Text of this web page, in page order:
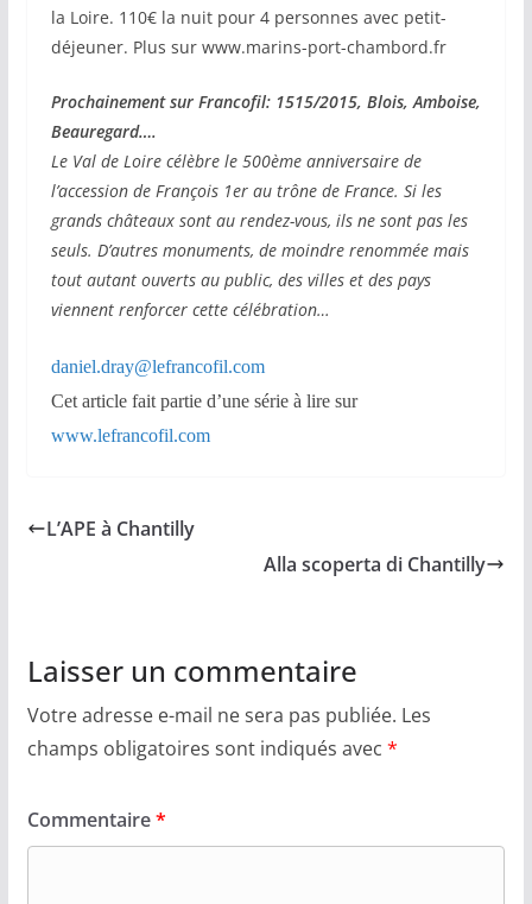
la Loire. 110€ la nuit pour 4 personnes avec petit-
déjeuner. Plus sur www.marins-port-chambord.fr
Prochainement sur Francofil: 1515/2015, Blois, Amboise,
Beauregard….
Le Val de Loire célèbre le 500ème anniversaire de
l’accession de François 1er au trône de France. Si les
grands châteaux sont au rendez-vous, ils ne sont pas les
seuls. D’autres monuments, de moindre renommée mais
tout autant ouverts au public, des villes et des pays
viennent renforcer cette célébration…
daniel.dray@lefrancofil.com
Cet article fait partie d’une série à lire sur
www.lefrancofil.com
L’APE à Chantilly
Alla scoperta di Chantilly
Laisser un commentaire
Votre adresse e-mail ne sera pas publiée. Les
champs obligatoires sont indiqués avec *
Commentaire*